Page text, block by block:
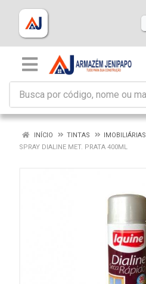
INÍCIO TINTAS
IMOBILIÁRIAS
SPRAY DIALINE MET. PRATA 400ML